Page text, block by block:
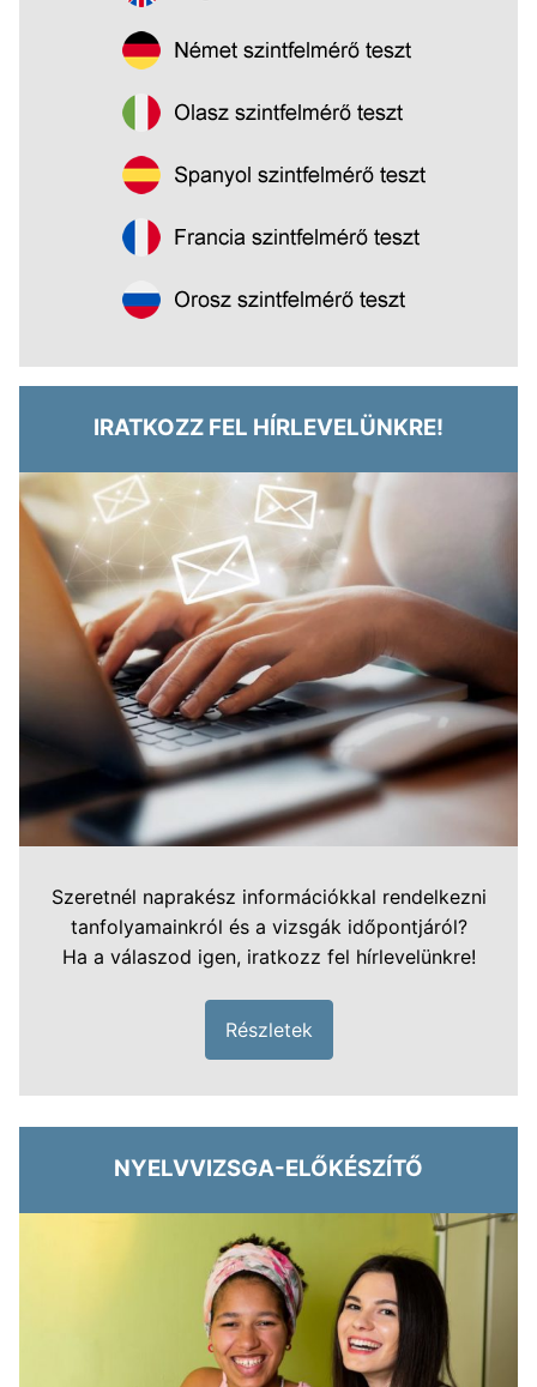
IRATKOZZ FEL HÍRLEVELÜNKRE!
Szeretnél naprakész információkkal rendelkezni
tanfolyamainkról és a vizsgák időpontjáról?
Ha a válaszod igen, iratkozz fel hírlevelünkre!
Részletek
NYELVVIZSGA-ELŐKÉSZÍTŐ